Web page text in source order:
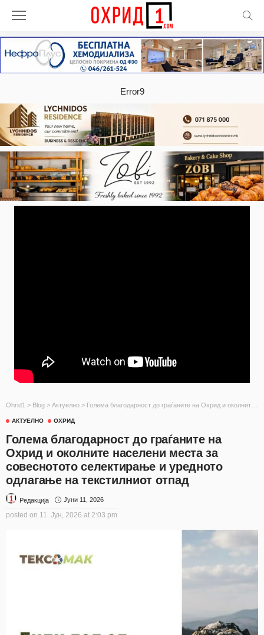
Error9
Ohrid1 > Blog > Актуелно > Голема благодарност до граѓаните на Охрид и околните населени места за совеснотото селектирање и уредното одлагање на текстилниот отпад
АКТУЕЛНО ОХРИД
Голема благодарност до граѓаните на
Охрид и околните населени места за
совеснотото селектирање и уредното
одлагање на текстилниот отпад
Редакција Јуни 11, 2026
posted on 11. Јун, 2026 at 2:03 pm